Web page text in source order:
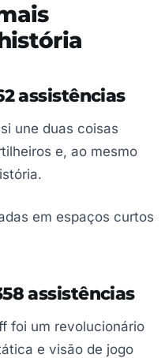
assistências
une duas coisas
e, ao mesmo
em espaços curtos
assistências
foi um revolucionário
e visão de jogo